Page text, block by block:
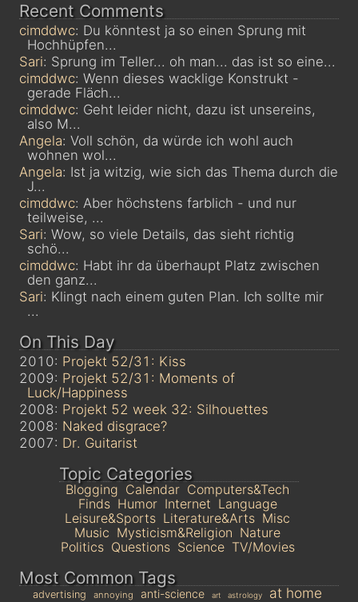
Recent Comments
cimddwc: Du könntest ja so einen Sprung mit
Hochhüpfen...
Sari: Sprung im Teller... oh man... das ist so eine...
cimddwc: Wenn dieses wacklige Konstrukt -
gerade Fläch...
cimddwc: Geht leider nicht, dazu ist unsereins,
also M...
Angela: Voll schön, da würde ich wohl auch
wohnen wol...
Angela: Ist ja witzig, wie sich das Thema durch die
J...
cimddwc: Aber höchstens farblich - und nur
teilweise, ...
Sari: Wow, so viele Details, das sieht richtig
schö...
cimddwc: Habt ihr da überhaupt Platz zwischen
den ganz...
Sari: Klingt nach einem guten Plan. Ich sollte mir
...
On This Day
2010: Projekt 52/31: Kiss
2009: Projekt 52/31: Moments of
Luck/Happiness
2008: Projekt 52 week 32: Silhouettes
2008: Naked disgrace?
2007: Dr. Guitarist
Topic Categories
Blogging Calendar Computers&Tech
Finds Humor Internet Language
Leisure&Sports Literature&Arts Misc
Music Mysticism&Religion Nature
Politics Questions Science TV/Movies
Most Common Tags
advertising annoying anti-science art astrology at home